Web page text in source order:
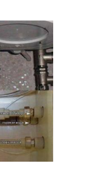
Клапан в
клапан